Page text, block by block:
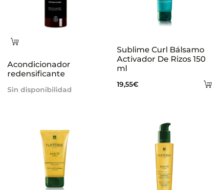
Leer
Acondicionador
redensificante
Sin disponibilidad
Sublime Curl Bálsamo
Activador De Rizos 150
ml
19,55€